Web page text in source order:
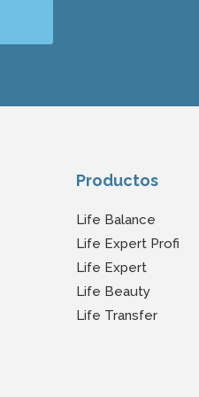
Productos
Life Balance
Life Expert Profi
Life Expert
Life Beauty
Life Transfer